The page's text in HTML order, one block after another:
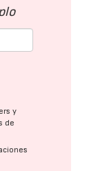
y
de